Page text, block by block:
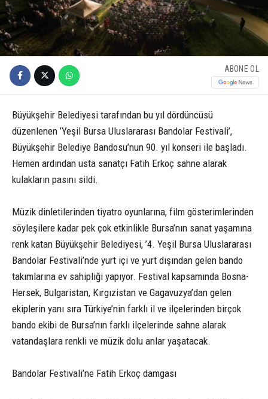
ABONE OL
Büyükşehir Belediyesi tarafından bu yıl dördüncüsü
düzenlenen ’Yeşil Bursa Uluslararası Bandolar Festivali’,
Büyükşehir Belediye Bandosu’nun 90. yıl konseri ile başladı.
Hemen ardından usta sanatçı Fatih Erkoç sahne alarak
kulakların pasını sildi.
Müzik dinletilerinden tiyatro oyunlarına, film gösterimlerinden
söyleşilere kadar pek çok etkinlikle Bursa’nın sanat yaşamına
renk katan Büyükşehir Belediyesi, ’4. Yeşil Bursa Uluslararası
Bandolar Festivali’nde yurt içi ve yurt dışından gelen bando
takımlarına ev sahipliği yapıyor. Festival kapsamında Bosna-
Hersek, Bulgaristan, Kırgızistan ve Gagavuzya’dan gelen
ekiplerin yanı sıra Türkiye’nin farklı il ve ilçelerinden birçok
bando ekibi de Bursa’nın farklı ilçelerinde sahne alarak
vatandaşlara renkli ve müzik dolu anlar yaşatacak.
Bandolar Festivali’ne Fatih Erkoç damgası